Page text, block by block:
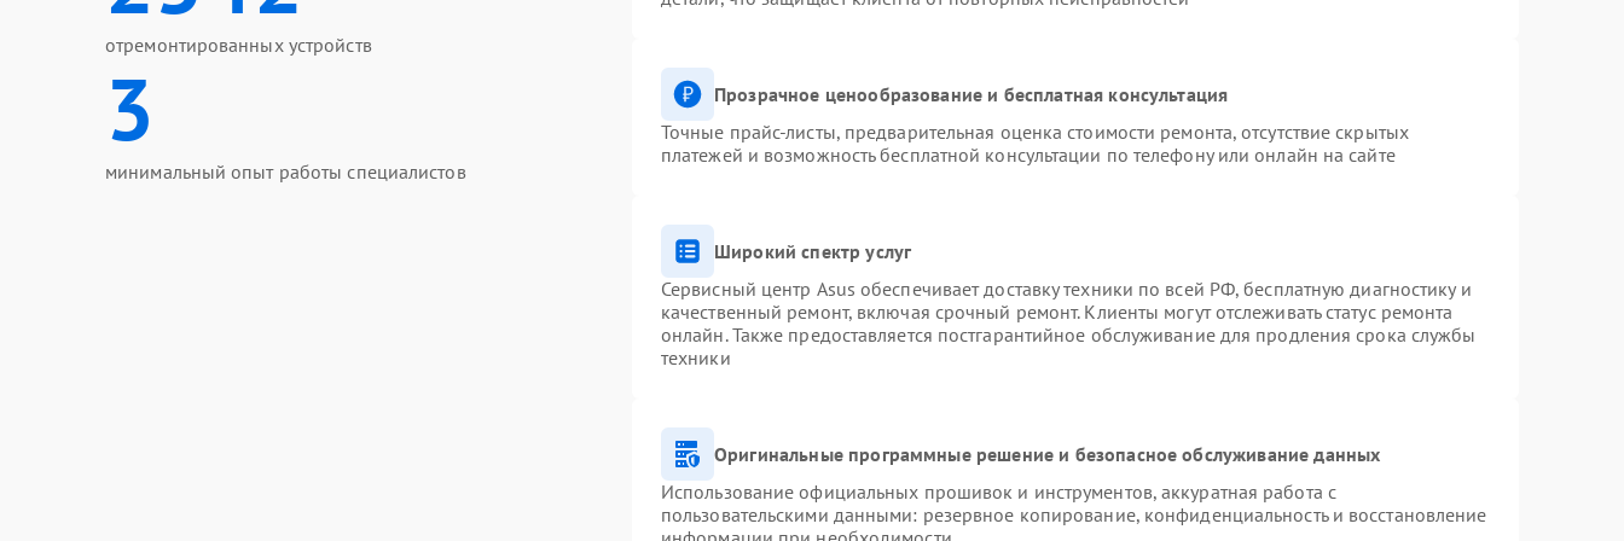
отремонтированных устройств
3
минимальный опыт работы специалистов
Прозрачное ценообразование и бесплатная консультация
Точные прайс-листы, предварительная оценка стоимости ремонта, отсутствие скрытых
платежей и возможность бесплатной консультации по телефону или онлайн на сайте
Широкий спектр услуг
Сервисный центр Asus обеспечивает доставку техники по всей РФ, бесплатную диагностику и
качественный ремонт, включая срочный ремонт. Клиенты могут отслеживать статус ремонта
онлайн. Также предоставляется постгарантийное обслуживание для продления срока службы
техники
Оригинальные программные решение и безопасное обслуживание данных
Использование официальных прошивок и инструментов, аккуратная работа с
пользовательскими данными: резервное копирование, конфиденциальность и восстановление